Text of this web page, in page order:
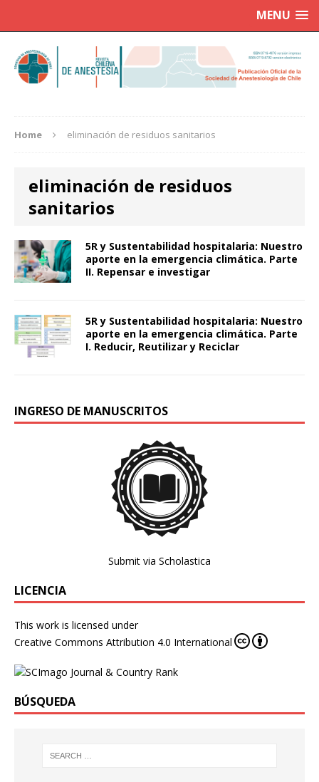
MENU
Home eliminación de residuos sanitarios
eliminación de residuos
sanitarios
5R y Sustentabilidad hospitalaria: Nuestro
aporte en la emergencia climática. Parte
II. Repensar e investigar
5R y Sustentabilidad hospitalaria: Nuestro
aporte en la emergencia climática. Parte
I. Reducir, Reutilizar y Reciclar
INGRESO DE MANUSCRITOS
Submit via Scholastica
LICENCIA
This work is licensed under
Creative Commons Attribution 4.0 International
BÚSQUEDA